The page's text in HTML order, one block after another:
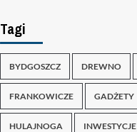
Tagi
BYDGOSZCZ DREWNO
FRANKOWICZE GADŻETY
HULAJNOGA INWESTYCJE